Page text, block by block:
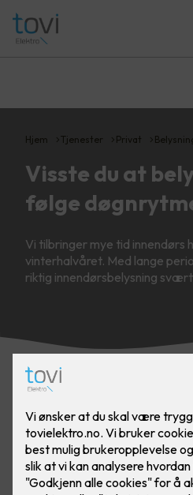
Hjem Tjenester Privat
Visste du at
følge
Vi tilbringer mye tid innendørs
vinterhalvåret. Med lange
riktig innendørsbelysning